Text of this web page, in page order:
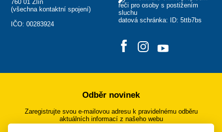
760 01 Zlín
(všechna kontaktní spojení)
IČO: 00283924
řeči pro osoby s postižením
sluchu
datová schránka: ID: 5ttb7bs
Odběr novinek
Zaregistrujte svou e-mailovou adresu k pravidelnému odběru
aktuálních informací z našeho webu